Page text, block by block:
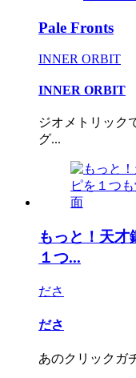
Pale Fronts
INNER ORBIT
INNER ORBIT
ジオメトリック
グ...
もっと！天才
１つ...
ださ
ださ
あのクリックガ